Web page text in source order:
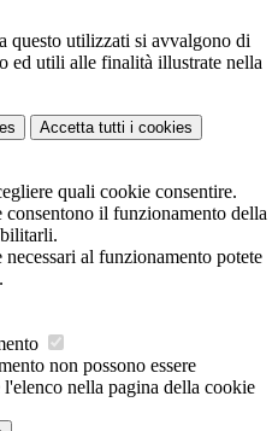
questo utilizzati si avvalgono di
ed utili alle finalità illustrate nella
Accetta tutti i cookies
quali cookie consentire.
il funzionamento della
al funzionamento potete
.
non possono essere
nella pagina della cookie